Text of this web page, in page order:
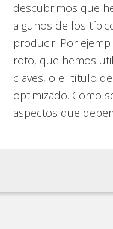
descubrimos que
algunos de los
producir. Por
roto, que hemos
claves, o el título
optimizado. Como
aspectos que